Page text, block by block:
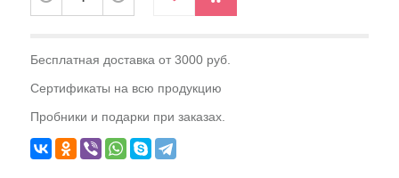
Бесплатная доставка от 3000 руб.
Сертификаты на всю продукцию
Пробники и подарки при заказах.